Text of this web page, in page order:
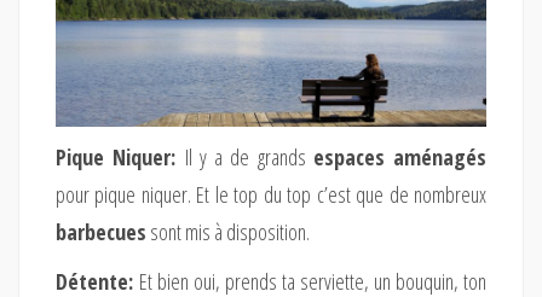
Pique Niquer: Il y a de grands espaces aménagés
pour pique niquer. Et le top du top c’est que de nombreux
barbecues sont mis à disposition.
Détente: Et bien oui, prends ta serviette, un bouquin, ton